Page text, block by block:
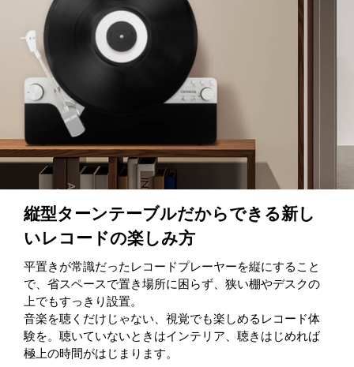
縦型ターンテーブルだからできる新し
いレコードの楽しみ方
平置きが常識だったレコードプレーヤーを縦にすること
で、省スペースで置き場所に困らず、狭い棚やデスクの
上でもすっきり設置。
音楽を聴くだけじゃない、視覚でも楽しめるレコード体
験を。聴いていないときはインテリア、聴きはじめれば
極上の時間がはじまります。